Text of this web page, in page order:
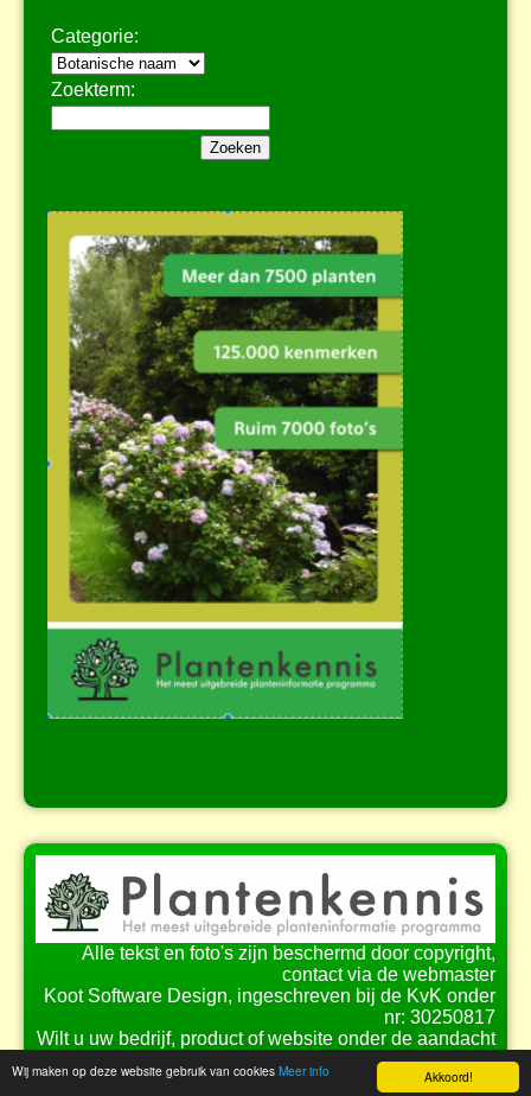
Akkoord!
Wij maken op deze website gebruik van cookies Meer info
Categorie:
Zoekterm:
Alle tekst en foto's zijn beschermd door copyright,
contact via de webmaster
Koot Software Design, ingeschreven bij de KvK onder
nr: 30250817
Wilt u uw bedrijf, product of website onder de aandacht
brengen bij onze bezoekers?
Bekijk demogelijkhedenvoor samenwerking.